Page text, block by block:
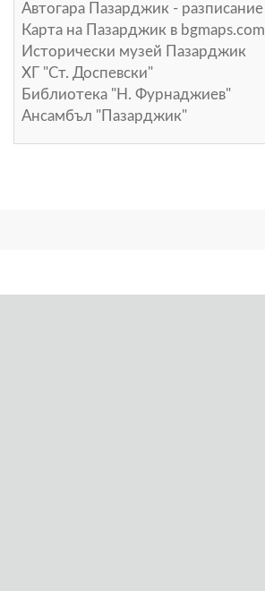
Автогара Пазарджик - разписание
Карта на Пазарджик в bgmaps.com
Исторически музей Пазарджик
ХГ "Ст. Доспевски"
Библиотека "Н. Фурнаджиев"
Ансамбъл "Пазарджик"